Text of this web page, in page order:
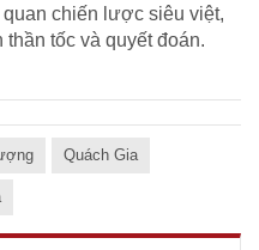
chiến lược siêu việt,
tốc và quyết đoán.
Quách Gia